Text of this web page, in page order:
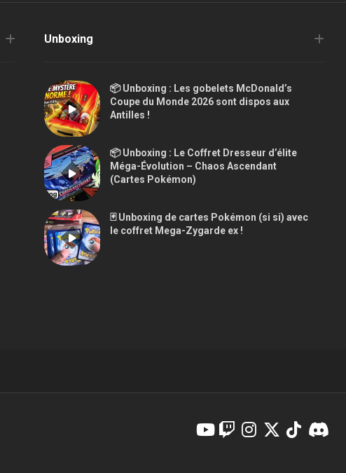
Unboxing
📦 Unboxing : Les gobelets McDonald’s
Coupe du Monde 2026 sont dispos aux
Antilles !
📦 Unboxing : Le Coffret Dresseur d’élite
Méga-Évolution – Chaos Ascendant
(Cartes Pokémon)
🃏 Unboxing de cartes Pokémon (si si) avec
le coffret Mega-Zygarde ex !